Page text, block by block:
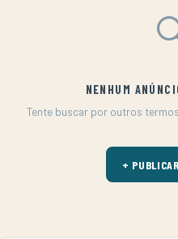
NENHUM
Tente buscar por outros
+